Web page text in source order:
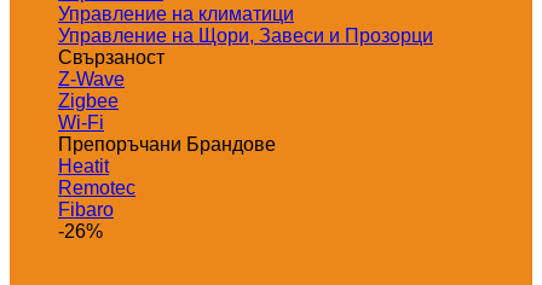
Управление на климатици
Управление на Щори, Завеси и Прозорци
Свързаност
Z-Wave
Zigbee
Wi-Fi
Препоръчани Брандове
Heatit
Remotec
Fibaro
-26%